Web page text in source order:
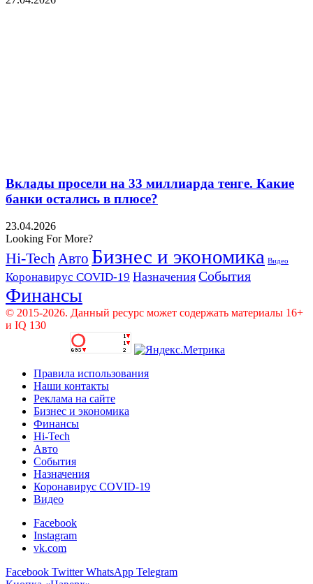
Вклады просели на 33 миллиарда тенге. Какие
банки остались в плюсе?
23.04.2026
Looking For More?
Hi-Tech Авто Бизнес и экономика Видео
Коронавирус COVID-19 Назначения События
Финансы
© 2015-2026. Данный ресурс может содержать материалы 16+
и IQ 130
Правила использования
Наши контакты
Реклама на сайте
Бизнес и экономика
Финансы
Hi-Tech
Авто
События
Назначения
Коронавирус COVID-19
Видео
Facebook
Instagram
vk.com
Facebook Twitter WhatsApp Telegram